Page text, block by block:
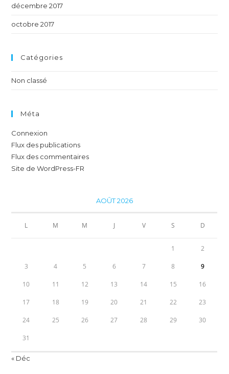
décembre 2017
octobre 2017
Catégories
Non classé
Méta
Connexion
Flux des publications
Flux des commentaires
Site de WordPress-FR
AOÛT 2026
L M M J V S D
1 2
3 4 5 6 7 8 9
10 11 12 13 14 15 16
17 18 19 20 21 22 23
24 25 26 27 28 29 30
31
« Déc